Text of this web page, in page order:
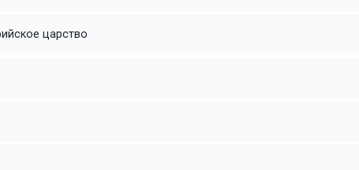
царство